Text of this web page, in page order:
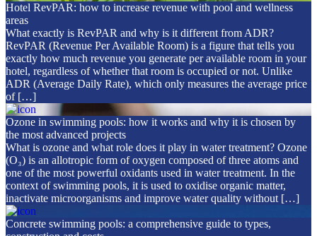
Hotel RevPAR: how to increase revenue with pool and wellness
areas
What exactly is RevPAR and why is it different from ADR?
RevPAR (Revenue Per Available Room) is a figure that tells you
exactly how much revenue you generate per available room in your
hotel, regardless of whether that room is occupied or not. Unlike
ADR (Average Daily Rate), which only measures the average price
of […]
Ozone in swimming pools: how it works and why it is chosen by
the most advanced projects
What is ozone and what role does it play in water treatment? Ozone
(O₃) is an allotropic form of oxygen composed of three atoms and
one of the most powerful oxidants used in water treatment. In the
context of swimming pools, it is used to oxidise organic matter,
inactivate microorganisms and improve water quality without […]
Concrete swimming pools: a comprehensive guide to types,